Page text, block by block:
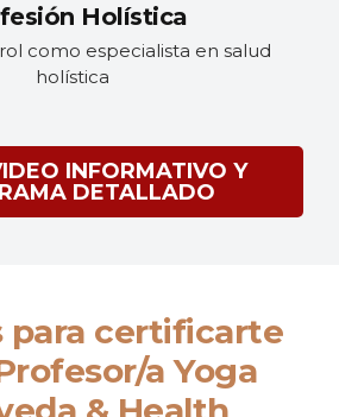
Holística
como especialista en salud
holística
INFORMATIVO Y
DETALLADO
para certificarte
a Yoga